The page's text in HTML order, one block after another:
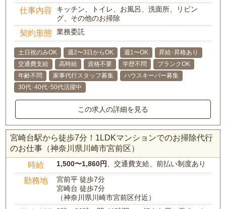
仕事内容
キッチン、トイレ、お風呂、洗面所、リビン
グ、その他のお掃除
契約形態 業務委託
土日祝のみOK 週2〜3日からOK 週1〜OK
昇給･昇格あり
交通費支給
高時給 資格不要 学歴不問
ブランクOK
年齢不問
家事代行スタッフ募集
ハウスキーパー募集
30代･40代･50代活躍中
この求人の詳細を見る
宮崎台駅から徒歩7分！1LDKマンションでのお掃除代行
のお仕事（神奈川県川崎市宮前区）
時給 1,500〜1,860円 、交通費支給、前払い制度あり
勤務地
宮前平 徒歩7分
宮崎台 徒歩7分
（神奈川県川崎市宮前区付近）